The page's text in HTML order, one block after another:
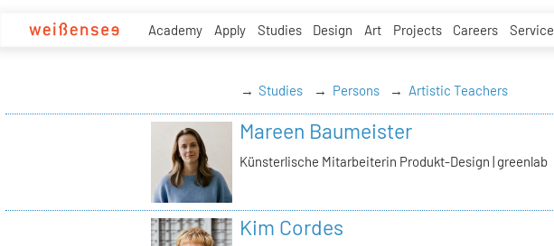
Academy Apply Studies Design Art Projects Careers Service
Studies Persons Artistic Teachers
Mareen Baumeister
Künsterlische Mitarbeiterin Produkt-Design | greenlab
Kim Cordes